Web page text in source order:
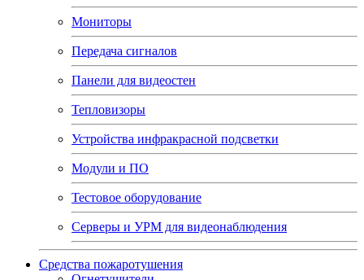
Мониторы
Передача сигналов
Панели для видеостен
Тепловизоры
Устройства инфракрасной подсветки
Модули и ПО
Тестовое оборудование
Серверы и УРМ для видеонаблюдения
Средства пожаротушения